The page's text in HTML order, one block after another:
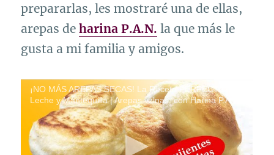
prepararlas, les mostraré una de ellas,
arepas deharina P.A.N. la que más le
gusta a mi familia y amigos.
¡NO MÁS AREPAS SECAS! La Receta PERFECTA con
Leche y Mantequilla | Arepas vzlnas. con Harina P.A.N.